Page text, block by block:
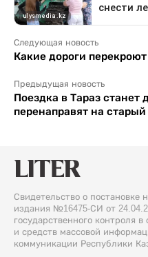
Следующая новость
Какие дороги
Предыдущая новость
Поездка в Тараз станет
перенаправят на
Свидетельство о постановке
издания №16475-СИ от
государственного контроля
и средств массовой
коммуникации Республики